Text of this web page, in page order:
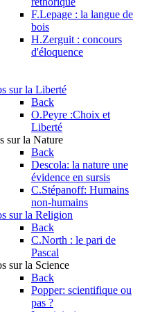
F.Lepage : la langue de
bois
H.Zerguit : concours
d'éloquence
sur la Liberté
Back
O.Peyre :Choix et
Liberté
sur la Nature
Back
Descola: la nature une
évidence en sursis
C.Stépanoff: Humains
non-humains
sur la Religion
Back
C.North : le pari de
Pascal
sur la Science
Back
Popper: scientifique ou
pas ?